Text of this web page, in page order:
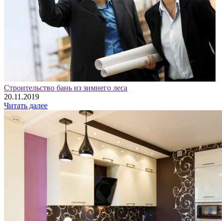
Строительство бань из зимнего леса
20.11.2019
Читать далее